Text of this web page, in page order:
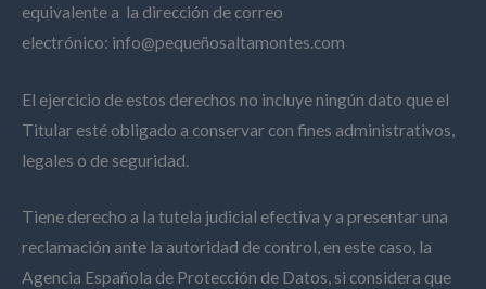
equivalente a la dirección de correo
electrónico: info@pequeñosaltamontes.com
El ejercicio de estos derechos no incluye ningún dato que el
Titular esté obligado a conservar con fines administrativos,
legales o de seguridad.
Tiene derecho a la tutela judicial efectiva y a presentar una
reclamación ante la autoridad de control, en este caso, la
Agencia Española de Protección de Datos, si considera que